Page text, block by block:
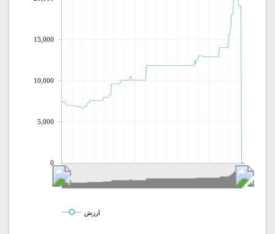
0
5,000
10,000
15,000
ارزش